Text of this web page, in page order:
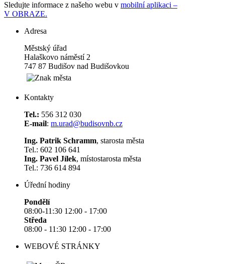
Sledujte informace z našeho webu v mobilní aplikaci –
V OBRAZE.
Adresa
Městský úřad
Halaškovo náměstí 2
747 87 Budišov nad Budišovkou
Kontakty
Tel.: 556 312 030
E-mail: m.urad@budisovnb.cz
Ing. Patrik Schramm, starosta města
Tel.: 602 106 641
Ing. Pavel Jílek, místostarosta města
Tel.: 736 614 894
Úřední hodiny
Pondělí
08:00-11:30 12:00 - 17:00
Středa
08:00 - 11:30 12:00 - 17:00
WEBOVÉ STRÁNKY